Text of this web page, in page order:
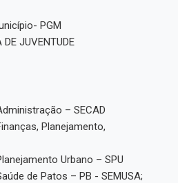
PGM
DE JUVENTUDE
– SECAD
Planejamento,
Urbano – SPU
de Patos – PB - SEMUSA;